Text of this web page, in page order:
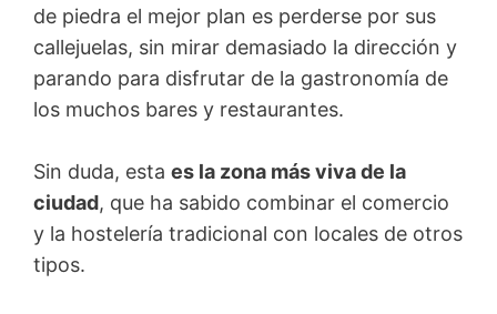
de piedra el mejor plan es perderse por sus
callejuelas, sin mirar demasiado la dirección y
parando para disfrutar de la gastronomía de
los muchos bares y restaurantes.
Sin duda, esta es la zona más viva de la
ciudad, que ha sabido combinar el comercio
y la hostelería tradicional con locales de otros
tipos.